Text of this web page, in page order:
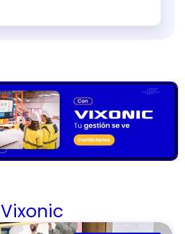
Vixonic